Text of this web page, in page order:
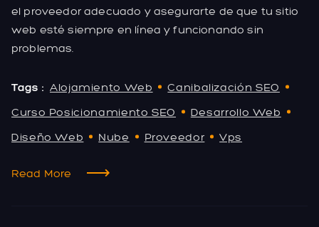
el proveedor adecuado y asegurarte de que tu sitio
web esté siempre en línea y funcionando sin
problemas.
Tags : Alojamiento Web
Canibalización SEO
Curso Posicionamiento SEO
Desarrollo Web
Diseño Web
Nube Proveedor Vps
Read More